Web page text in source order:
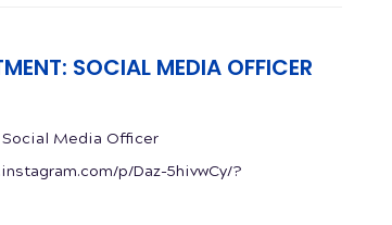
SOCIAL MEDIA OFFICER
Media Officer
p/Daz-5hivwCy/?